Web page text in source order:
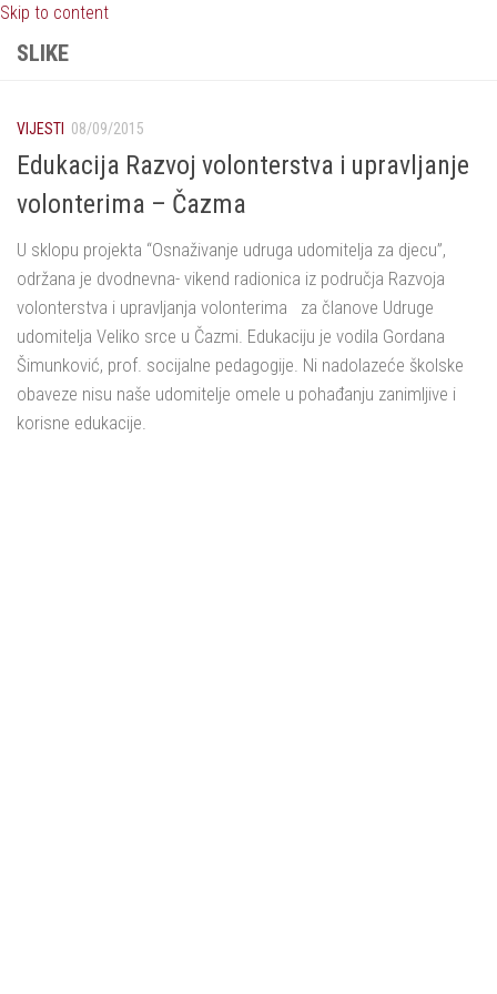
Skip to content
SLIKE
VIJESTI 08/09/2015
Edukacija Razvoj volonterstva i upravljanje
volonterima – Čazma
U sklopu projekta “Osnaživanje udruga udomitelja za djecu”,
održana je dvodnevna- vikend radionica iz područja Razvoja
volonterstva i upravljanja volonterima za članove Udruge
udomitelja Veliko srce u Čazmi. Edukaciju je vodila Gordana
Šimunković, prof. socijalne pedagogije. Ni nadolazeće školske
obaveze nisu naše udomitelje omele u pohađanju zanimljive i
korisne edukacije.